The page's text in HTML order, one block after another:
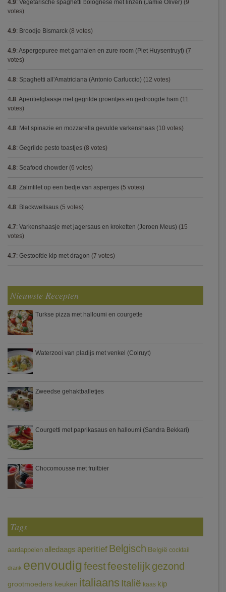
4.9: Vegetarische spaghetti bolognese met linzen (Jamie Oliver) (9
votes)
4.9: Broodje Bismarck (8 votes)
4.9: Aspergepuree met garnalen en zure room (Piet Huysentruyt) (7
votes)
4.8: Spaghetti all'Amatriciana (Antonio Carluccio) (12 votes)
4.8: Aperitiefglaasje met gegrilde groentjes en gedroogde ham (11
votes)
4.8: Met spinazie en mozzarella gevulde varkenshaas (10 votes)
4.8: Gegrilde pesto toastjes (8 votes)
4.8: Seafood chowder (6 votes)
4.8: Zalmfilet op een bedje van asperges (5 votes)
4.8: Blackwellsaus (5 votes)
4.7: Varkenshaasje met jagersaus en kroketten (Jeroen Meus) (15
votes)
4.7: Gestoofde kip met dragon (7 votes)
Nieuwste Recepten
Turkse pizza met halloumi en courgette
Waterzooi van pladijs met venkel (Colruyt)
Zweedse gehaktballetjes
Courgetti met paprikasaus en halloumi (Sandra Bekkari)
Chocomousse met fruitbier
Tags
aardappelen alledaags aperitief Belgisch België cocktail
drank eenvoudigfeestfeestelijk gezond
grootmoeders keuken italiaans Italië kaas kip